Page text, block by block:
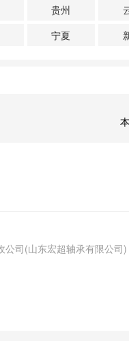
贵州
宁夏
司(山东宏超轴承有限公